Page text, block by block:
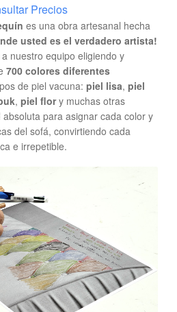
Precios
es una obra artesanal hecha
usted es el verdadero artista!
nuestro equipo eligiendo y
700 colores diferentes
de piel vacuna: piel lisa, piel
, piel flory muchas otras
para asignar cada color y
del sofá, convirtiendo cada
e irrepetible.